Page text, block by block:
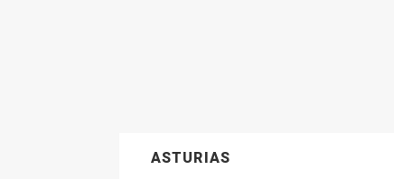
ASTURIAS